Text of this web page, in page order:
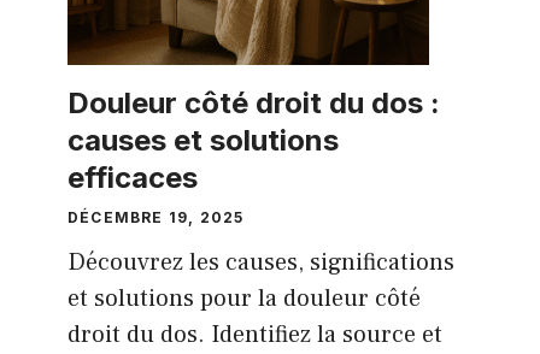
Douleur côté droit du dos :
causes et solutions
efficaces
DÉCEMBRE 19, 2025
Découvrez les causes, significations
et solutions pour la douleur côté
droit du dos. Identifiez la source et